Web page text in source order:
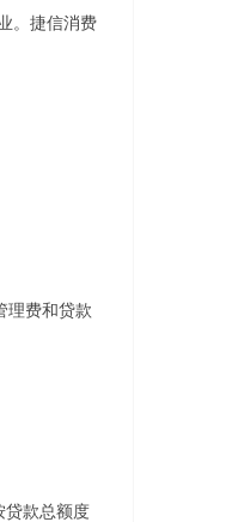
。捷信消费
理费和贷款
款总额度